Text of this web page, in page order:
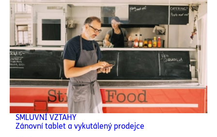
SMLUVNÍ VZTAHY
Zánovní tablet a vykutálený prodejce